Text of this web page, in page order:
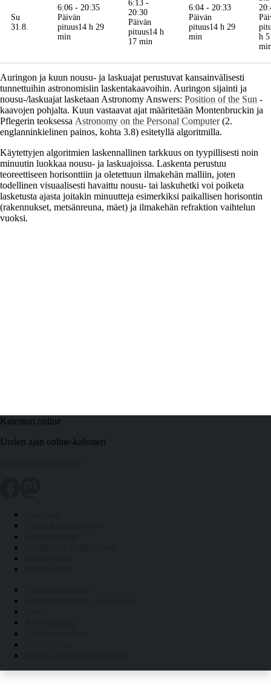
Su
31.8.
6:06 - 20:35
Päivän
pituus14 h 29
min
6:13 -
20:30
Päivän
pituus14 h
17 min
6:04 - 20:33
Päivän
pituus14 h 29
min
h
Auringon ja kuun nousu- ja laskuajat perustuvat kansainvälisesti
tunnettuihin astronomisiin laskentakaavoihin. Auringon sijainti ja
nousu-/laskuajat lasketaan Astronomy Answers: Position of the Sun -
kaavojen pohjalta. Kuun vastaavat ajat määritetään Montenbruckin ja
Pflegerin teoksessa Astronomy on the Personal Computer(2.
englanninkielinen painos, kohta 3.8) esitetyllä algoritmilla.
Käytettyjen algoritmien laskennallinen tarkkuus on tyypillisesti noin
minuutin luokkaa nousu- ja laskuajoissa. Laskenta perustuu
teoreettiseen horisonttiin ja oletettuun ilmakehän malliin, joten
todellinen visuaalisesti havaittu nousu- tai laskuhetki voi poiketa
lasketusta ajasta joitakin minuutteja esimerkiksi paikallisen horisontin
(rakennukset, metsänreuna, mäet) ja ilmakehän refraktion vaihtelun
vuoksi.
Kalenteri.online
Uuden ajan online-kalenteri